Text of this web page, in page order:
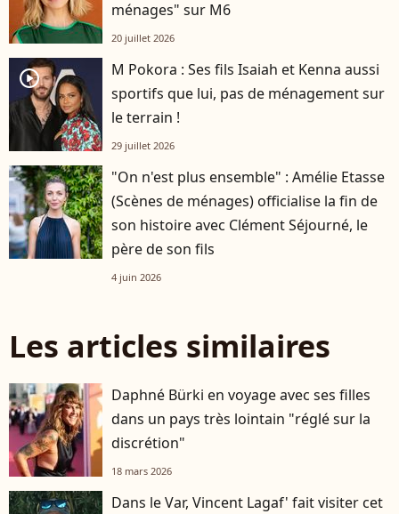
ménages" sur M6
20 juillet 2026
player2
M Pokora : Ses fils Isaiah et Kenna aussi
sportifs que lui, pas de ménagement sur
le terrain !
29 juillet 2026
"On n'est plus ensemble" : Amélie Etasse
(Scènes de ménages) officialise la fin de
son histoire avec Clément Séjourné, le
père de son fils
4 juin 2026
Les articles similaires
Daphné Bürki en voyage avec ses filles
dans un pays très lointain "réglé sur la
discrétion"
18 mars 2026
Dans le Var, Vincent Lagaf' fait visiter cet